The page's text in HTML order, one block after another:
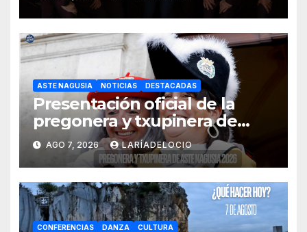
ASTE NAGUSIA NOTICIAS DESTACADAS
Presentación oficial de la
pregonera y txupinera de
Aste Nagusia 2026
AGO 7, 2026 LARÍADELOCIO
CONFERENCIAS DANZA
CULTURA